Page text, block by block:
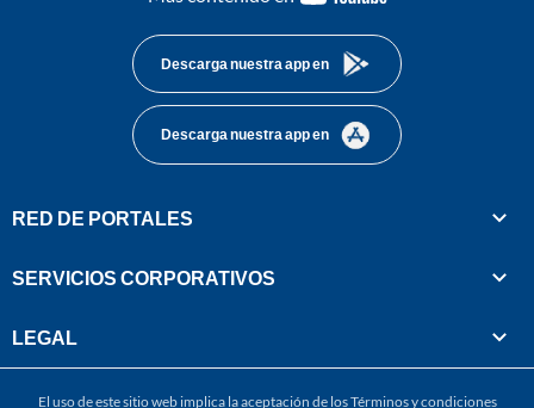
Descarga nuestra app en
Descarga nuestra app en
RED DE PORTALES
SERVICIOS CORPORATIVOS
LEGAL
El uso de este sitio web implica la aceptación de losTérminos y condiciones